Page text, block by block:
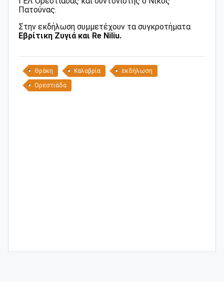
Πατούνας.
Στην εκδήλωση συμμετέχουν τα συγκροτήματα
Εβρίτικη Ζυγιά και Re Niliu.
Θράκη Καλαβρία εκδήλωση
Ορεστιάδα